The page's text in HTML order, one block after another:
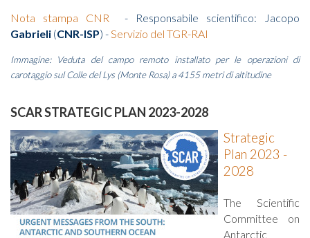
Nota stampa CNR - Responsabile scientifico: Jacopo
Gabrieli (CNR-ISP) - Servizio del TGR-RAI
Immagine: Veduta del campo remoto installato per le operazioni di
carotaggio sul Colle del Lys (Monte Rosa) a 4155 metri di altitudine
SCAR STRATEGIC PLAN 2023-2028
Strategic
Plan 2023 -
2028
The Scientific
Committee on
Antarctic